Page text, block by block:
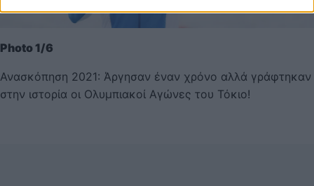
Photo 1/6
Ανασκόπηση 2021: Άργησαν έναν χρόνο αλλά γράφτηκαν
στην ιστορία οι Ολυμπιακοί Αγώνες του Τόκιο!